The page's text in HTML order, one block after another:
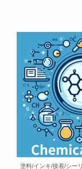
塗料/インキ/接着/シー